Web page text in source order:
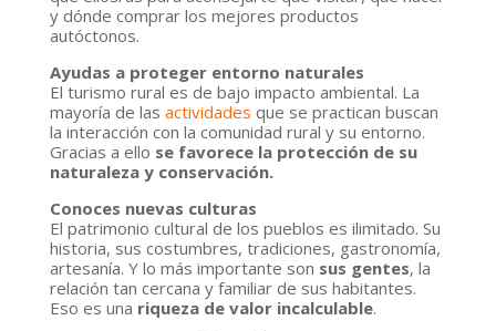
y dónde comprar los mejores productos
autóctonos.
Ayudas a proteger entorno naturales
El turismo rural es de bajo impacto ambiental. La
mayoría de las actividades que se practican buscan
la interacción con la comunidad rural y su entorno.
Gracias a ello se favorece la protección de su
naturaleza y conservación.
Conoces nuevas culturas
El patrimonio cultural de los pueblos es ilimitado. Su
historia, sus costumbres, tradiciones, gastronomía,
artesanía. Y lo más importante son sus gentes, la
relación tan cercana y familiar de sus habitantes.
Eso es una riqueza de valor incalculable.